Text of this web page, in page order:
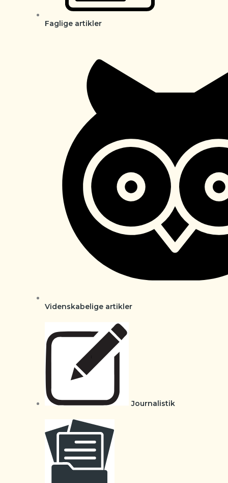
Faglige artikler
Videnskabelige artikler
Journalistik